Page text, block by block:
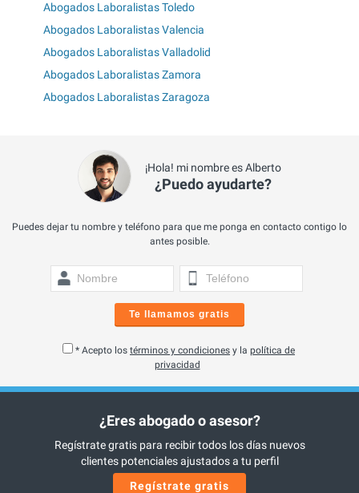
Abogados Laboralistas Toledo
Abogados Laboralistas Valencia
Abogados Laboralistas Valladolid
Abogados Laboralistas Zamora
Abogados Laboralistas Zaragoza
¡Hola! mi nombre es Alberto
¿Puedo ayudarte?
Puedes dejar tu nombre y teléfono para que me ponga en contacto contigo lo
antes posible.
Te llamamos gratis
* Acepto los términos y condiciones y la política de
privacidad
¿Eres abogado o asesor?
Regístrate gratis para recibir todos los días nuevos
clientes potenciales ajustados a tu perfil
Regístrate gratis